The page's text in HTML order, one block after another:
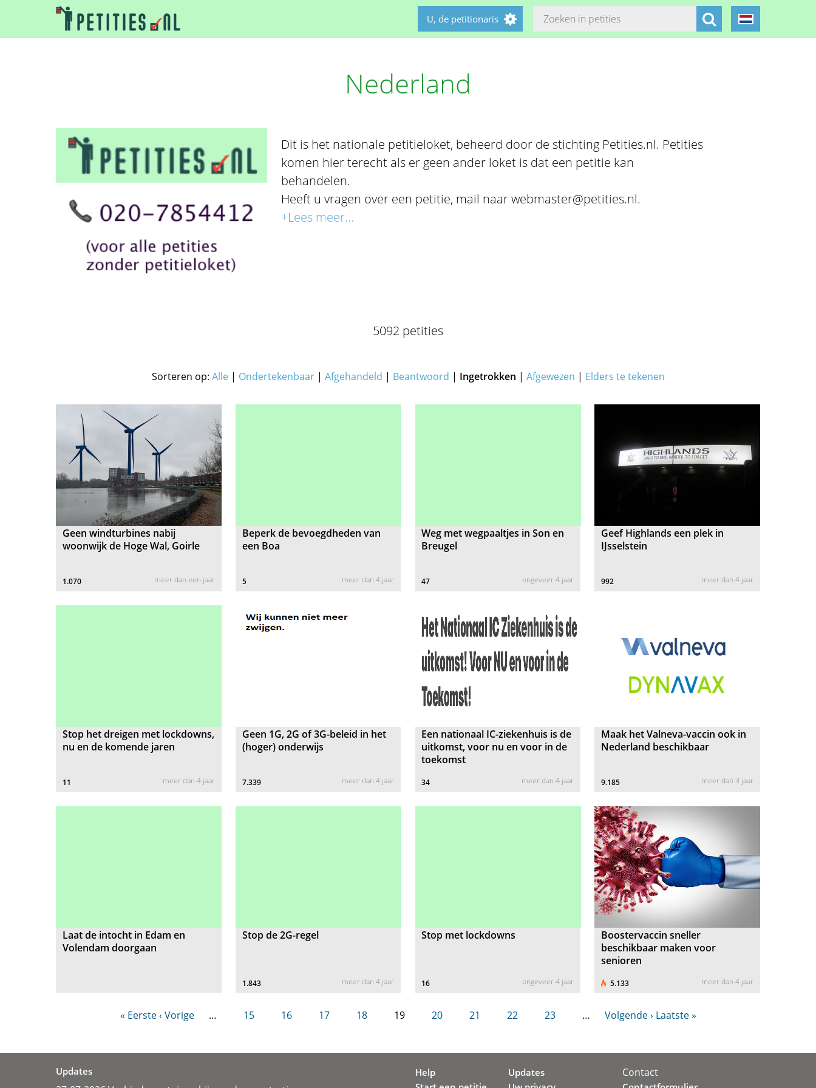
U, de petitionaris
Nederland
Dit is het nationale petitieloket, beheerd door de stichting Petities.nl. Petities
komen hier terecht als er geen ander loket is dat een petitie kan
behandelen.
Heeft u vragen over een petitie, mail naar webmaster@petities.nl.
+Lees meer...
5092 petities
Sorteren op: Alle| Ondertekenbaar| Afgehandeld | Beantwoord | Ingetrokken | Afgewezen | Elders te tekenen
Geen windturbines nabij
woonwijk de Hoge Wal, Goirle
1.070 meer dan een jaar
Beperk de bevoegdheden van
een Boa
5 meer dan 4 jaar
Weg met wegpaaltjes in Son en
Breugel
47 ongeveer 4 jaar
Geef Highlands een plek in
IJsselstein
992 meer dan 4 jaar
Stop het dreigen met lockdowns,
nu en de komende jaren
11 meer dan 4 jaar
Geen 1G, 2G of 3G-beleid in het
(hoger) onderwijs
7.339 meer dan 4 jaar
Een nationaal IC-ziekenhuis is de
uitkomst, voor nu en voor in de
toekomst
34 meer dan 4 jaar
Maak het Valneva-vaccin ook in
Nederland beschikbaar
9.185 meer dan 3 jaar
Laat de intocht in Edam en
Volendam doorgaan
Stop de 2G-regel
1.843 meer dan 4 jaar
Stop met lockdowns
16 ongeveer 4 jaar
Boostervaccin sneller
beschikbaar maken voor
senioren
5.133 meer dan 4 jaar
« Eerste ‹ Vorige … 15 16 17 18 19 20 21 22 23 … Volgende › Laatste »
Updates
Help
Updates
Contact